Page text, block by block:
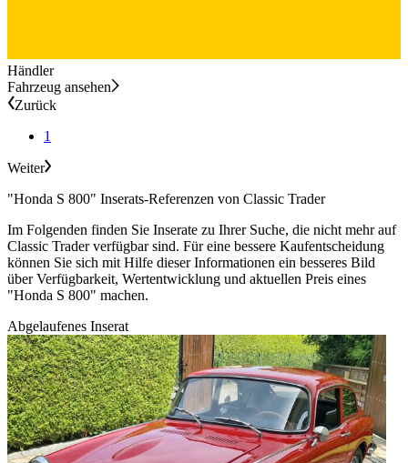
Händler
Fahrzeug ansehen
Zurück
1
Weiter
"Honda S 800" Inserats-Referenzen von Classic Trader
Im Folgenden finden Sie Inserate zu Ihrer Suche, die nicht mehr auf
Classic Trader verfügbar sind. Für eine bessere Kaufentscheidung
können Sie sich mit Hilfe dieser Informationen ein besseres Bild
über Verfügbarkeit, Wertentwicklung und aktuellen Preis eines
"Honda S 800" machen.
Abgelaufenes Inserat